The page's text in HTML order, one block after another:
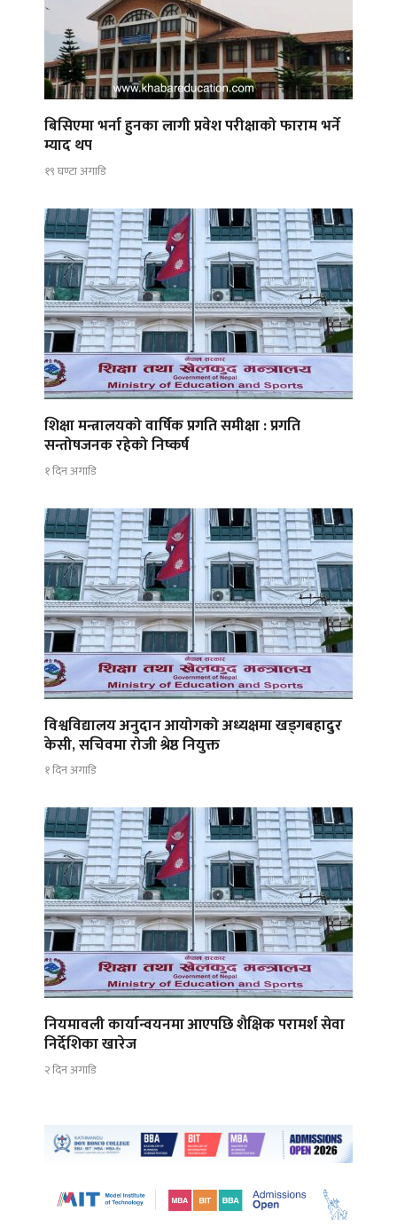
बिसिएमा भर्ना हुनका लागी प्रवेश परीक्षाको फाराम भर्ने
म्याद थप
१९ घण्टा अगाडि
शिक्षा मन्त्रालयको वार्षिक प्रगति समीक्षा : प्रगति
सन्तोषजनक रहेको निष्कर्ष
१ दिन अगाडि
विश्वविद्यालय अनुदान आयोगको अध्यक्षमा खड्गबहादुर
केसी, सचिवमा रोजी श्रेष्ठ नियुक्त
१ दिन अगाडि
नियमावली कार्यान्वयनमा आएपछि शैक्षिक परामर्श सेवा
निर्देशिका खारेज
२ दिन अगाडि